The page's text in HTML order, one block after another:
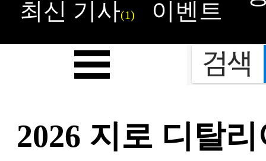
최신 기사(1) 이벤트
2026 지로 디탈